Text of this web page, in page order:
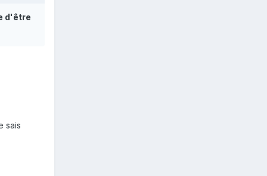
d'être
sais